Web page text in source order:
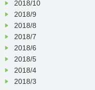
2018/10
2018/9
2018/8
2018/7
2018/6
2018/5
2018/4
2018/3